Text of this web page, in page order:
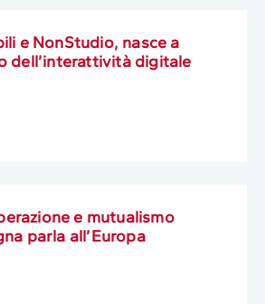
e NonStudio, nasce a
dell’interattività digitale
e mutualismo
parla all’Europa